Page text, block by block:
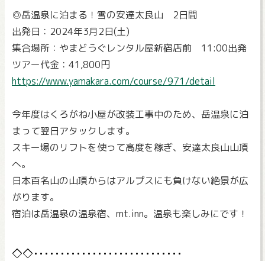
◎岳温泉に泊まる！雪の安達太良山 2日間
出発日：2024年3月2日(土)
集合場所：やまどうぐレンタル屋新宿店前 11:00出発
ツアー代金：41,800円
https://www.yamakara.com/course/971/detail
今年度はくろがね小屋が改装工事中のため、岳温泉に泊
まって翌日アタックします。
スキー場のリフトを使って高度を稼ぎ、安達太良山山頂
へ。
日本百名山の山頂からはアルプスにも負けない絶景が広
がります。
宿泊は岳温泉の温泉宿、mt.inn。温泉も楽しみにです！